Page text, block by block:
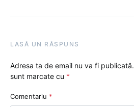
LASĂ UN RĂSPUNS
Adresa ta de email nu va fi publicată.
sunt marcate cu *
Comentariu *